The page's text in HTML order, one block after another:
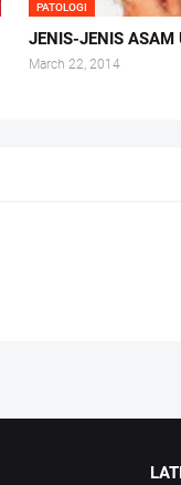
PATOLOGI
JENIS-JENIS ASAM
March 22, 2014